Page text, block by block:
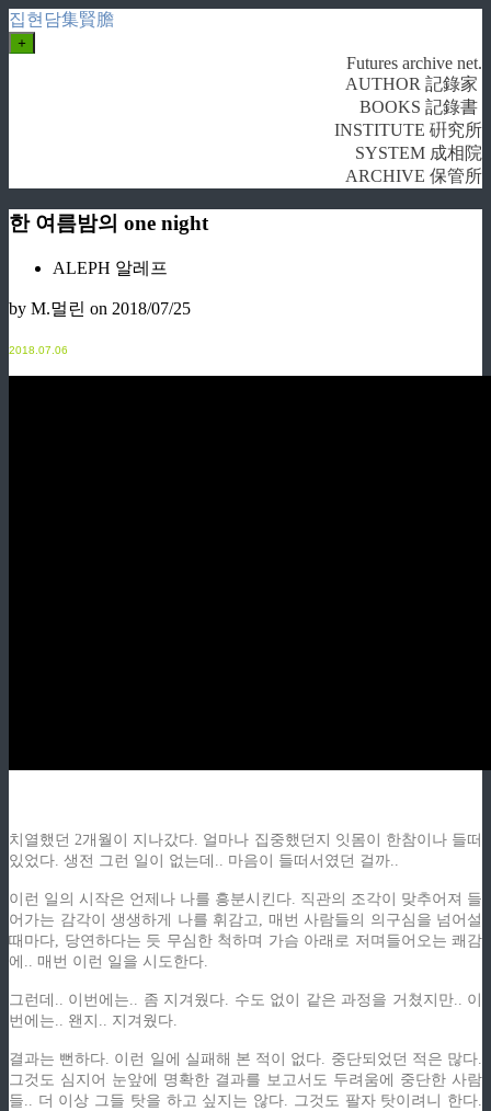
집현담集賢膽
+
Futures archive net.
AUTHOR 記錄家
BOOKS 記錄書
INSTITUTE 硏究所
SYSTEM 成相院
ARCHIVE 保管所
한 여름밤의 one night
ALEPH 알레프
by M.멀린 on 2018/07/25
2018.07.06
치열했던 2개월이 지나갔다. 얼마나 집중했던지 잇몸이 한참이나 들떠
있었다. 생전 그런 일이 없는데.. 마음이 들떠서였던 걸까..
이런 일의 시작은 언제나 나를 흥분시킨다. 직관의 조각이 맞추어져 들
어가는 감각이 생생하게 나를 휘감고, 매번 사람들의 의구심을 넘어설
때마다, 당연하다는 듯 무심한 척하며 가슴 아래로 저며들어오는 쾌감
에.. 매번 이런 일을 시도한다.
그런데.. 이번에는.. 좀 지겨웠다. 수도 없이 같은 과정을 거쳤지만.. 이
번에는.. 왠지.. 지겨웠다.
결과는 뻔하다. 이런 일에 실패해 본 적이 없다. 중단되었던 적은 많다.
그것도 심지어 눈앞에 명확한 결과를 보고서도 두려움에 중단한 사람
들.. 더 이상 그들 탓을 하고 싶지는 않다. 그것도 팔자 탓이려니 한다.